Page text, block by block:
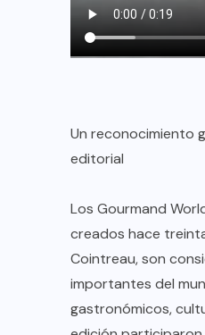
Un reconocimiento
editorial
Los Gourmand
creados hace
Cointreau, son
importantes del
gastronómicos,